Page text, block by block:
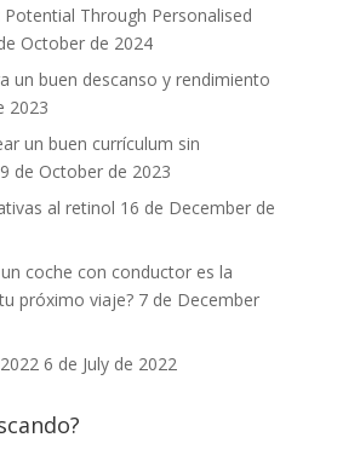
Through Personalised
October de 2024
un buen descanso y rendimiento
2023
un buen currículum sin
9 de October de 2023
al retinol 16 de December de
coche con conductor es la
próximo viaje? 7 de December
6 de July de 2022